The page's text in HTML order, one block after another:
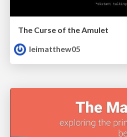
The Curse of the Amulet
leimatthew05